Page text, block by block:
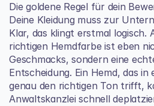
Die goldene Regel für dein
Deine Kleidung muss zur
Klar, das klingt erstmal logisch.
richtigen Hemdfarbe ist eben
Geschmacks, sondern eine
Entscheidung. Ein Hemd, das
genau den richtigen Ton trifft,
Anwaltskanzlei schnell